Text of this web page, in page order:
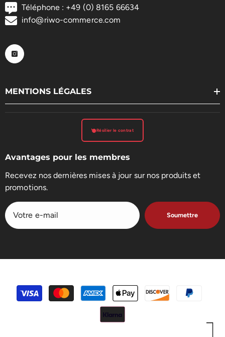
Téléphone : +49 (0) 8165 66634
info@riwo-commerce.com
MENTIONS LÉGALES
Résilier le contrat
Avantages pour les membres
Recevez nos dernières mises à jour sur nos produits et
promotions.
Soumettre
Méthodes
de
paiement